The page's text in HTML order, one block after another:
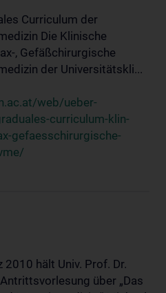
Curriculum der
Die Klinische
, Gefäßchirurgische
der Universitätskli...
web/ueber-
curriculum-klin-
gefaesschirurgische-
hält Univ. Prof. Dr.
über „Das